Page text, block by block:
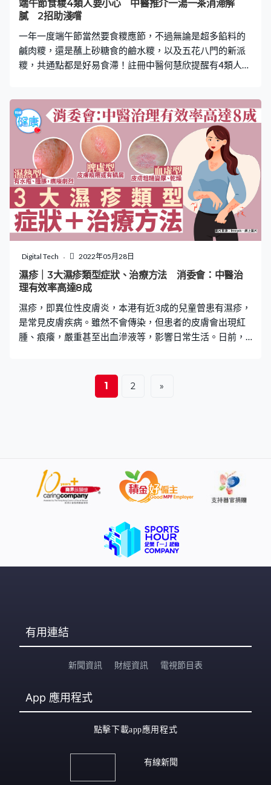
熟睡狀態，身體才能進行排毒和修補等工作。因此濕疹患
端午節食糭4類人要小心 中醫推介一湯一茶消滯解
膩 2招助淺嚐
一年一度端午節當然要食糭應節，不過無論是超多餡料的
鹹肉糭，還是蘸上砂糖食的鹼水糭，以及五花八門的新派
糭，共通點都是好易食滯！註冊中醫何慧欣提醒有4類人食
欣表示，所有糭都要用糯米，糯米性味甘溫，有補中益
氣、健脾養胃、止虛汗的功效。但糯米性質黏滯，難以消
化，不可以一次過進食過多，老人、小孩、脾胃虛弱人士
及腎病人士慎服。 4類人忌多吃 她續稱，痛風、高膽固
醇、高血壓及肥胖等4類人士，應盡量少吃糭子，尤其最受
歡迎鹹肉糭。鹹肉糭由糯米、綠豆、五花腩及鹹蛋等等製
成，五花腩及鹹蛋黃屬於高脂肪及高膽固醇的食物，在中
醫角度中屬於易生痰濕之物，容易聚濕成痰。此外，鹹肉
糭已經添加了很多油和鹽，不鼓勵大家再加額外的豉油或
醬料食用，以免增加腎臟負擔。 鹼水糭與新派糭 鹼水糭材
料看似簡單，但製作時在米中已經加入油份，進食時又會
蘸上砂糖，所以如果多吃鹼水糭很容易令脾胃造成負擔，
食物積聚在脾胃，造成消化不良。此外，除了傳統鹹肉糭
蝦米、眉豆、冬菇等等，這些亦是高嘌呤的材
Digital Tech 2022年05月28日
濕疹｜3大濕疹類型症狀、治療方法 消委會：中醫治
理有效率高達8成
濕疹，即異位性皮膚炎，本港有近3成的兒童曾患有濕疹，
是常見皮膚疾病。雖然不會傳染，但患者的皮膚會出現紅
腫、痕癢，嚴重甚至出血滲液等，影響日常生活。日前，
理濕疹的總有效率高達8成。 内在成因 消委會從中醫角度
解釋濕疹的内外成因。在内而言，脾胃有運化作用，負責
濕，春夏季雨水多且濕氣重，令濕氣容易與人體内濕交
雜。當濕氣滯留於體內，再加上飲食不當，例如過量進食
生冷、燥熱、濕熱食物，濕疹便容易發作。另外，工作壓
題，使作息紊亂，加重身體負擔，有機會誘發濕疹。 濕疹
3大類型 在中醫角度，濕疹大致可分為以下3大類型，其主
要症狀及用藥也有分別： 1. 濕熱型（常見於急性濕疹） 症
狀：皮膚有水疱、丘疹、紅斑、腫脹、糜爛、灼熱感，痕
1 2 »
有用連結
新聞資訊 財經資訊 電視節目表
App 應用程式
點擊下載app應用程式
有線新聞